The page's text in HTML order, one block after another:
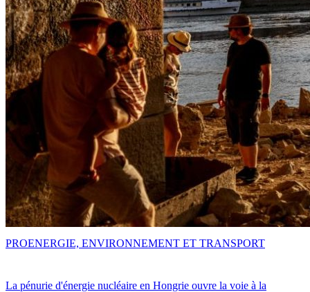
La pénurie d'énergie nucléaire en Hongrie ouvre la voie à la
PROENERGIE, ENVIRONNEMENT ET TRANSPORT